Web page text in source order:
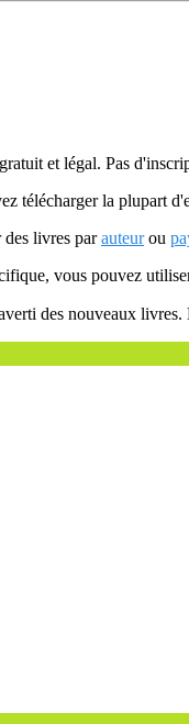
et légal. Pas
télécharger la plupart
des livres parauteurou
vous pouvez
des nouveaux livres.